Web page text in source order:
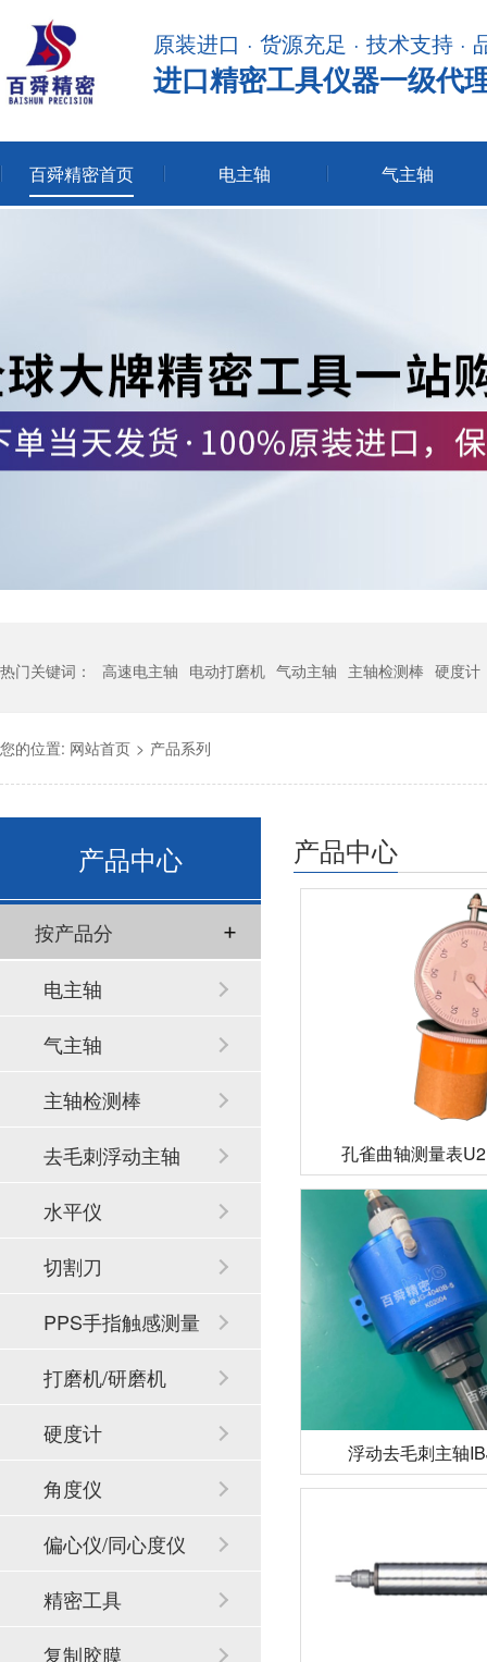
原装进口 · 货源充足 · 技术支持 ·
进口精密工具仪器一级代
百舜精密首页 电主轴 气主轴
热门关键词： 高速电主轴 电动打磨机 气动主轴 主轴检测棒 硬度计
您的位置: 网站首页 > 产品系列
产品中心
孔雀曲轴测量表
浮动去毛刺主轴
产品中心
按产品分
电主轴
气主轴
主轴检测棒
去毛刺浮动主轴
水平仪
切割刀
PPS手指触感测量
系统
打磨机/研磨机
硬度计
角度仪
偏心仪/同心度仪
精密工具
复制胶膜